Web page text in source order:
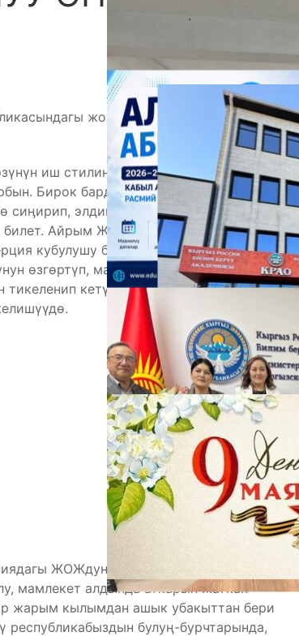
жогорку окуу жайлардын
иш стилине айлантып, салттуу
Бирок бардык эле ЖОЖдор учурдун
сиӊирип, элдин мүдөө-талаптарын аткарып
билет. Айрым ЖОЖдор элдин социалдык
кубулушу боюнча эл арасында аброюн
өзгөртүп, материалдык-техникалык
кетүүсүнө салым кошо турган
ЖОЖдун катарын толуктап
мамлекет алдында аткарып жаткан
жарым кылымдан ашык убакыттан бери
республикабыздын булуӊ-бурчтарында,